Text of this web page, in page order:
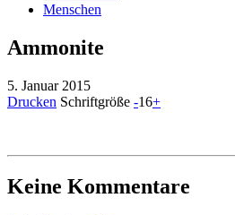
Menschen
Ammonite
5. Januar 2015
Drucken Schriftgröße -16+
Keine Kommentare